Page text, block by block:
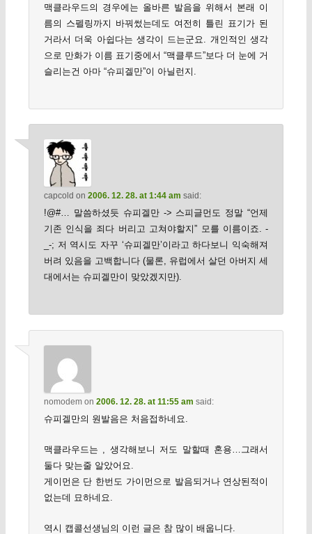
맥클라우드의 경우에는 올바른 발음을 위해서 본래 이
름의 스펠링까지 바꿔썼는데도 여전히 틀린 표기가 된
거라서 더욱 아쉽다는 생각이 드는군요. 개인적인 생각
으로 만화가 이름 표기중에서 “맥클루드”보다 더 눈에 거
슬리는건 아마 “슈피겔만”이 아닐런지.
capcold on 2006. 12. 28. at 1:44 am said:
!@#… 말씀하셨듯 슈피겔만 -> 스피글먼도 정말 “언제
기존 인식을 죄다 버리고 고쳐야할지” 모를 이름이죠. -
_-; 저 역시도 자꾸 ‘슈피겔만’이라고 하다보니 익숙해져
버려 있음을 고백합니다 (물론, 유럽에서 살던 아버지 세
대에서는 슈피겔만이 맞았겠지만).
nomodemon 2006. 12. 28. at 11:55 am said:
슈피겔만의 원발음은 처음접하네요.
맥클라우드는 , 생각해보니 저도 말할때 혼용…그래서
둘다 맞는줄 알았어요.
게이먼은 단 한번도 가이먼으로 발음되거나 연상된적이
없는데 묘하네요.
역시 캡콜선생님의 이런 글은 참 많이 배웁니다.